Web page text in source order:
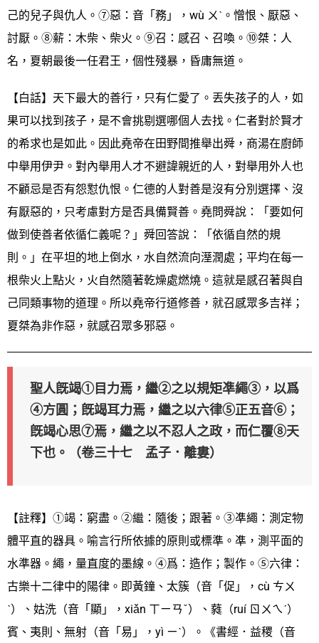
己的兒子與仇人。⑦惡：音「務」，wù ㄨˋ。憎恨、厭惡、
討厭。⑧薪：木柴、柴火。⑨召：感召、召喚。⑩桀：人
名，夏朝最後一任君王，個性殘暴，昏庸無道。
【白話】天下最大的善行，只有仁愛了。丟失孩子的人，如
果可以找到孩子，是不會挑剔選哪個人去找。仁者對於賢才
的希求也是如此。因此堯帝在田野間推舉出舜，商湯在廚師
中舉用伊尹。對內舉用人才不避諱親近的人，對舉用外人也
不顧忌是否有怨懟仇恨。仁德的人對善是沒有分別選擇、沒
有厭惡的，只考慮對方是否具備賢善。堯問舜說：「要如何
做到使善者依循仁義呢？」舜回答說：「依循自然的規
則。」在平坦的地上倒水，水自然流向溼潤處；平均在每一
根柴火上點火，火自然隨著乾燥處燃燒。這就是感召著與自
己同類事物的道理。所以堯帝行道修善，就召感眾多吉祥；
夏桀為非作惡，就感召眾多邪惡。
聖人旣竭①目力焉，繼②之以規矩凖繩③，以爲
④方圓；旣竭耳力焉，繼之以六律⑤正五音⑥；
旣竭心思⑦焉，繼之以不忍人之政，而仁覆⑧天
下也。（卷三十七 孟子．離婁）
【註釋】①竭：窮盡。②繼：隨後；跟著。③凖繩：測定物
體平直的器具。喻言行所依據的原則或標準。凖，測平面的
水準器。繩，量直度的墨線。④爲：造作；製作。⑤六律：
古樂十二律中的陽律。即黃鐘、太簇（音「促」，cù ㄘㄨ
ˋ）、姑洗（音「顯」，xiǎn ㄒㄧㄢˇ）、蕤（ruí ㄖㄨㄟˊ）
賓、夷則、無射（音「易」，yì ㄧˋ）。《書經．益稷（音